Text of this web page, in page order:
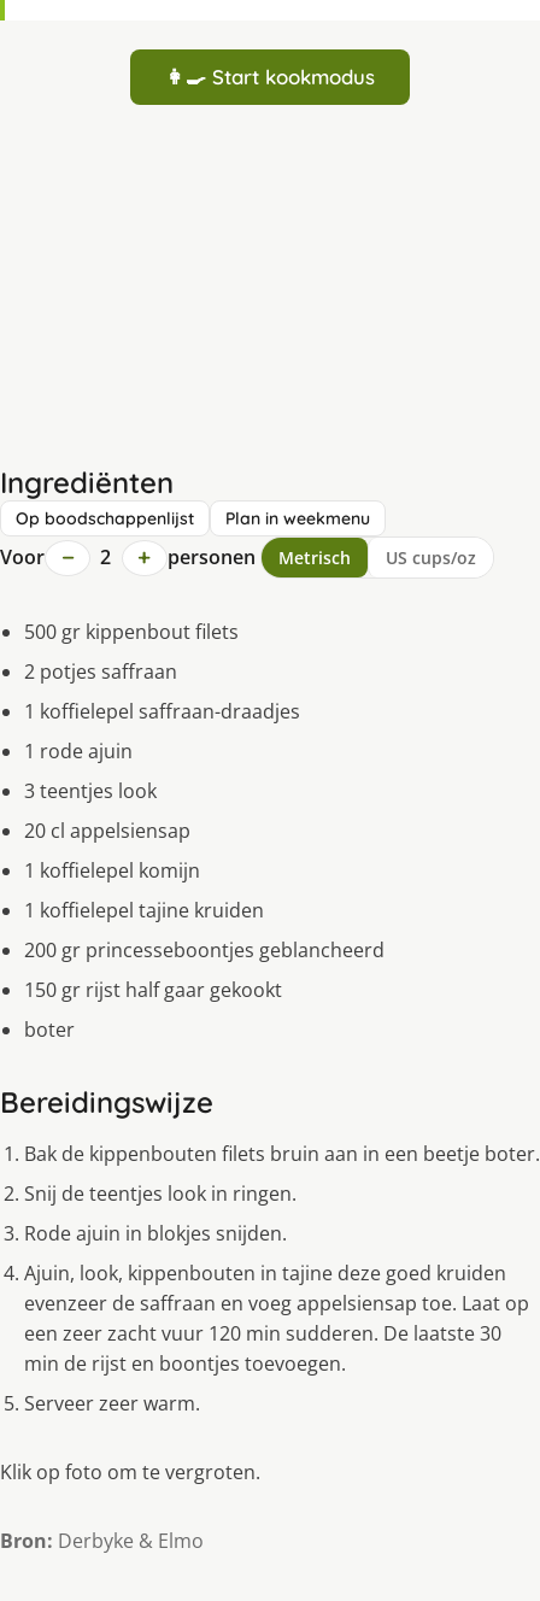
👩‍🍳 Start kookmodus
Ingrediënten
Op boodschappenlijst Plan in weekmenu
Voor − 2 + personen Metrisch US cups/oz
500 gr kippenbout filets
2 potjes saffraan
1 koffielepel saffraan-draadjes
1 rode ajuin
3 teentjes look
20 cl appelsiensap
1 koffielepel komijn
1 koffielepel tajine kruiden
200 gr princesseboontjes geblancheerd
150 gr rijst half gaar gekookt
boter
Bereidingswijze
Bak de kippenbouten filets bruin aan in een beetje boter.
Snij de teentjes look in ringen.
Rode ajuin in blokjes snijden.
Ajuin, look, kippenbouten in tajine deze goed kruiden
evenzeer de saffraan en voeg appelsiensap toe. Laat op
een zeer zacht vuur 120 min sudderen. De laatste 30
min de rijst en boontjes toevoegen.
Serveer zeer warm.
Klik op foto om te vergroten.
Bron: Derbyke & Elmo